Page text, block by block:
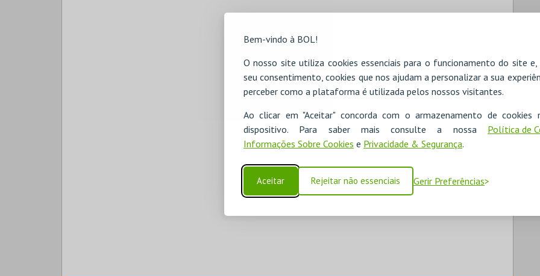
Bem-vindo à BOL!
O nosso site utiliza cookies essenciais para o funcionamento do site
seu consentimento, cookies que nos ajudam a personalizar a sua
perceber como a plataforma é utilizada pelos nossos visitantes.
Ao clicar em "Aceitar" concorda com o armazenamento de cookies
dispositivo. Para saber mais consulte a nossa Política de
Informações Sobre Cookies e Privacidade & Segurança.
Aceitar Rejeitar não essenciais Gerir Preferências